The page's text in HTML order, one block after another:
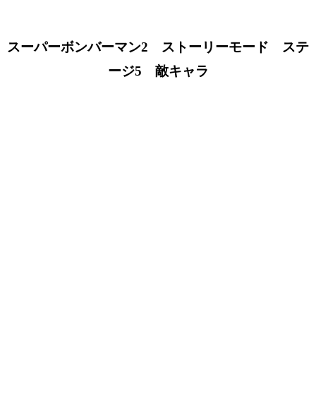
スーパーボンバーマン2 ストーリーモード ステ
ージ5 敵キャラ